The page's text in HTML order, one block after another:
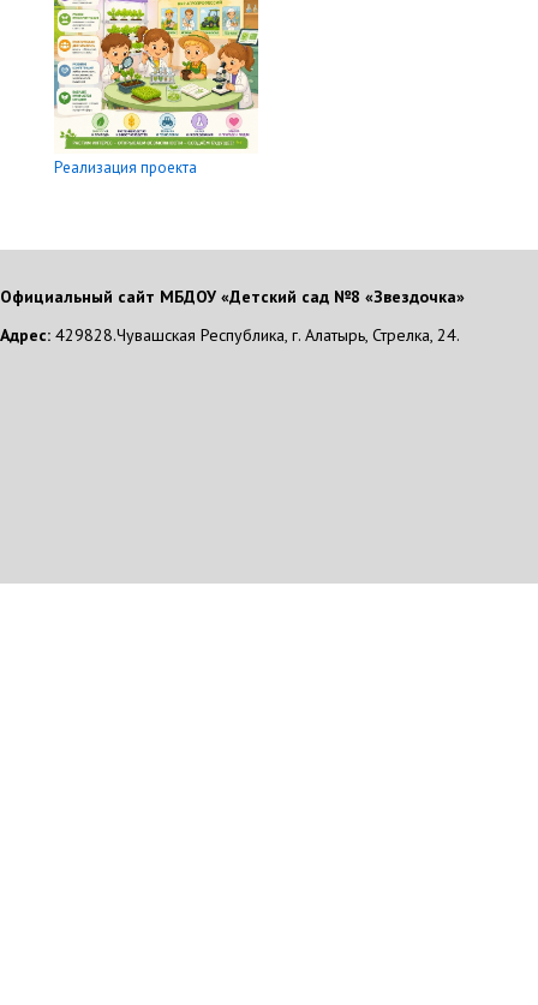
Реализация проекта
Официальный сайт МБДОУ «Детский сад №8 «Звездочка»
Адрес: 429828.Чувашская Республика, г. Алатырь, Стрелка, 24.